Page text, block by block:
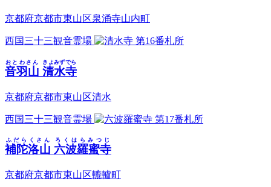
京都府京都市東山区泉涌寺山内町
西国三十三観音霊場 第16番札所
音羽山
おとわさん
清水寺
きよみずでら
京都府京都市東山区清水
西国三十三観音霊場 第17番札所
補陀洛山
ふだらくさん
六波羅蜜寺
ろくはらみつじ
京都府京都市東山区轆轤町